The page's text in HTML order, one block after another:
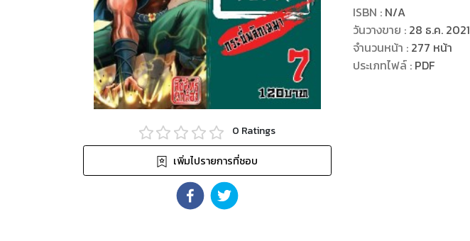
0 Ratings
เพิ่มไปรายการที่ชอบ
ISBN : N/A
วันวางขาย : 28 ธ.ค. 2021
จำนวนหน้า : 277 หน้า
ประเภทไฟล์: PDF